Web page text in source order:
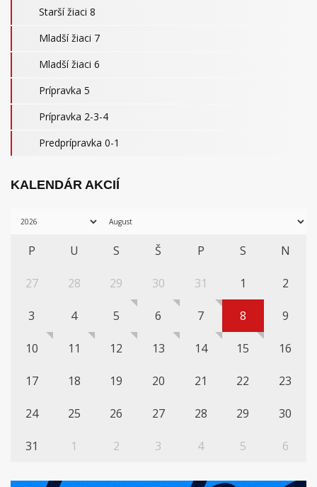
Starší žiaci 8
Mladší žiaci 7
Mladší žiaci 6
Prípravka 5
Prípravka 2-3-4
Predprípravka 0-1
KALENDÁR AKCIÍ
P U S Š P S N
27 28 29 30 31 1 2
3 4 5 6 7 8 9
10 11 12 13 14 15 16
17 18 19 20 21 22 23
24 25 26 27 28 29 30
31 1 2 3 4 5 6